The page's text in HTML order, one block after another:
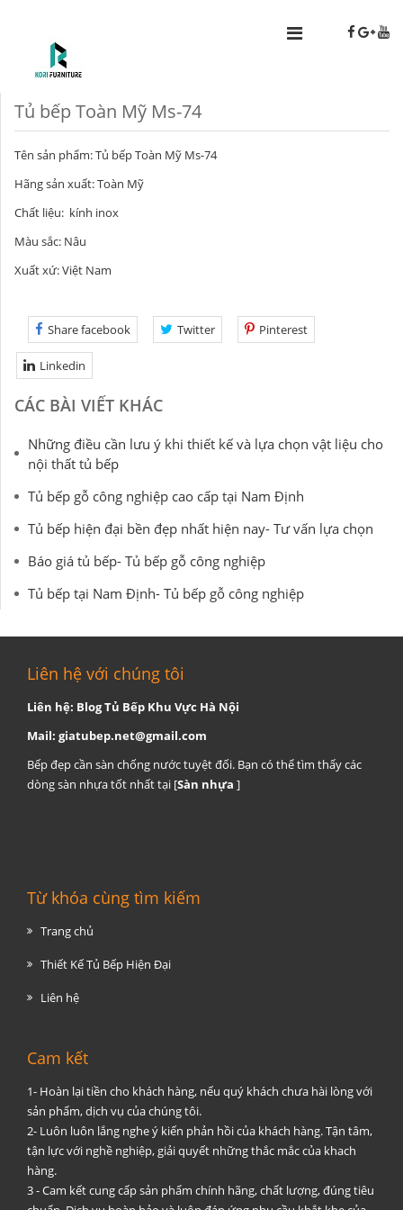
Tủ bếp Toàn Mỹ Ms-74
Tên sản phẩm: Tủ bếp Toàn Mỹ Ms-74
Hãng sản xuất: Toàn Mỹ
Chất liệu: kính inox
Màu sắc: Nâu
Xuất xứ: Việt Nam
Share facebook Twitter Pinterest
Linkedin
CÁC BÀI VIẾT KHÁC
Những điều cần lưu ý khi thiết kế và lựa chọn vật liệu cho
nội thất tủ bếp
Tủ bếp gỗ công nghiệp cao cấp tại Nam Định
Tủ bếp hiện đại bền đẹp nhất hiện nay- Tư vấn lựa chọn
Báo giá tủ bếp- Tủ bếp gỗ công nghiệp
Tủ bếp tại Nam Định- Tủ bếp gỗ công nghiệp
Liên hệ với chúng tôi
Liên hệ: Blog Tủ Bếp Khu Vực Hà Nội
Mail: giatubep.net@gmail.com
Bếp đẹp cần sàn chống nước tuyệt đối. Bạn có thể tìm thấy các
dòng sàn nhựa tốt nhất tại [Sàn nhựa ]
Từ khóa cùng tìm kiếm
Trang chủ
Thiết Kế Tủ Bếp Hiện Đại
Liên hệ
Cam kết
1- Hoàn lại tiền cho khách hàng, nếu quý khách chưa hài lòng với
sản phẩm, dịch vụ của chúng tôi.
2- Luôn luôn lắng nghe ý kiến phản hồi của khách hàng. Tận tâm,
tận lực với nghề nghiệp, giải quyết những thắc mắc của khach
hàng.
3 - Cam kết cung cấp sản phẩm chính hãng, chất lượng, đúng tiêu